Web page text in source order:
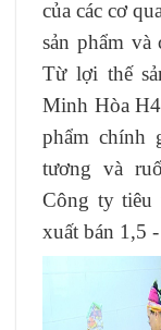
của các cơ
sản phẩm và
Từ lợi thế
Minh Hòa
phẩm chính
tương và
Công ty tiêu
xuất bán 1,5